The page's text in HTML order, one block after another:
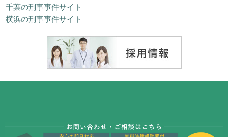
千葉の刑事事件サイト
横浜の刑事事件サイト